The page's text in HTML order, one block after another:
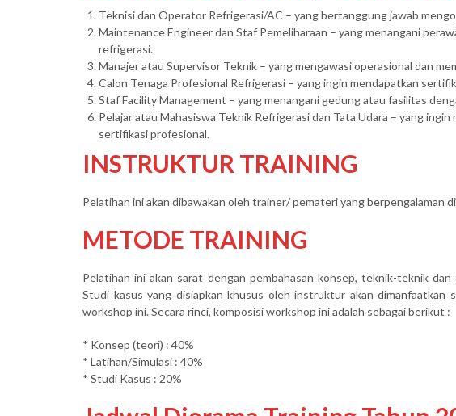
Teknisi dan Operator Refrigerasi/AC – yang bertanggung jawab
Maintenance Engineer dan Staf Pemeliharaan – yang menangani
refrigerasi.
Manajer atau Supervisor Teknik – yang mengawasi operasional dan
Calon Tenaga Profesional Refrigerasi – yang ingin mendapatkan
Staf Facility Management – yang menangani gedung atau fasilitas
Pelajar atau Mahasiswa Teknik Refrigerasi dan Tata Udara – yang
sertifikasi profesional.
INSTRUKTUR TRAINING
Pelatihan ini akan dibawakan oleh trainer/ pemateri yang berpengalaman
METODE TRAINING
Pelatihan ini akan sarat dengan pembahasan konsep, teknik-teknik
Studi kasus yang disiapkan khusus oleh instruktur akan dimanfaatkan
workshop ini. Secara rinci, komposisi workshop ini adalah sebagai berikut :
* Konsep (teori) : 40%
* Latihan/Simulasi : 40%
* Studi Kasus : 20%